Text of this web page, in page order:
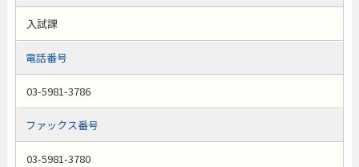
入試課
電話番号
03-5981-3786
ファックス番号
03-5981-3780